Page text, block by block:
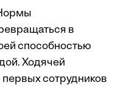
в
способностью
Ходячей
сотрудников